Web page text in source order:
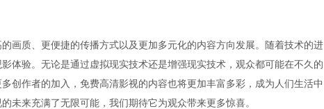
画质、更便捷的传播方式以及更加多元化的内容方向发展。随着技术的进
体验。无论是通过虚拟现实技术还是增强现实技术，观众都可能在不久的
创作者的加入，免费高清影视的内容也将更加丰富多彩，成为人们生活中
未来充满了无限可能，我们期待它为观众带来更多惊喜。